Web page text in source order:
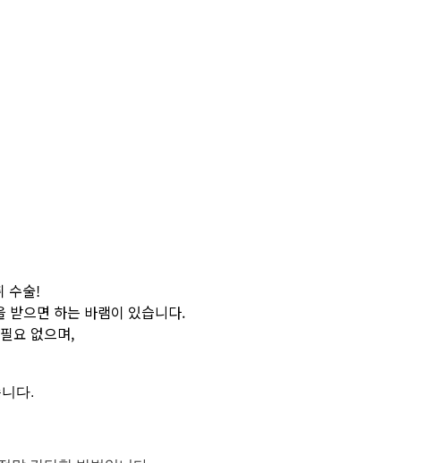
수술!
받으면 하는 바램이 있습니다.
요 없으며,
다.